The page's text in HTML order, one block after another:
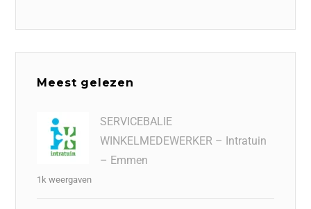
Meest gelezen
SERVICEBALIE
WINKELMEDEWERKER – Intratuin
– Emmen
1k weergaven